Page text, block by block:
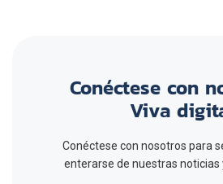
Conéctese con
Viva
Conéctese con nosotros para
enterarse de nuestras noticias